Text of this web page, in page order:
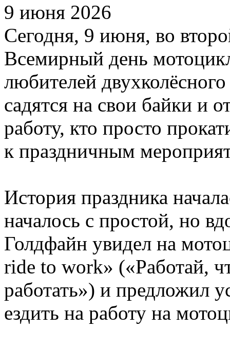
9 июня 2026
Сегодня, 9 июня, во
Всемирный день
любителей
садятся на свои байки и
работу, кто просто
к праздничным
История праздника
началось с простой, но
Голдфайн увидел на
ride to work» («Работай,
работать») и предложил
ездить на работу на